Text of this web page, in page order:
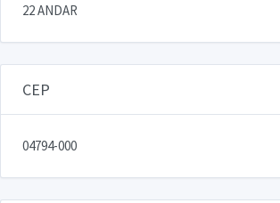
22 ANDAR
CEP
04794-000